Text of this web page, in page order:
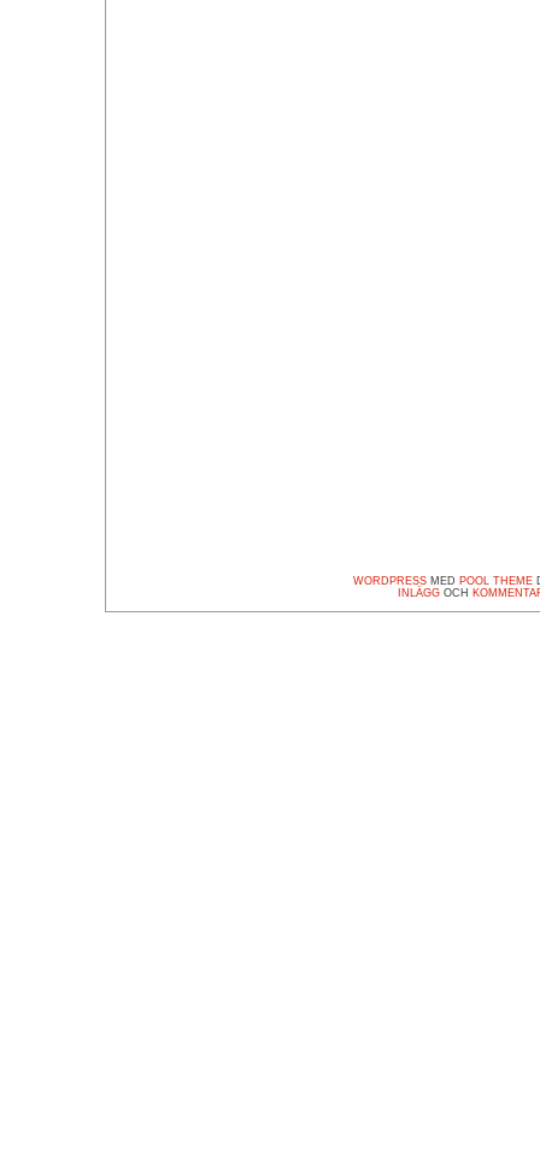
WORDPRESSMED POOL THEME
INLÄGGOCH